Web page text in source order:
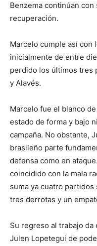
Benzema continúan
recuperación.
Marcelo cumple así con
inicialmente de entre
perdido los últimos tres
y Alavés.
Marcelo fue el blanco
estado de forma y bajo
campaña. No obstante,
brasileño parte
defensa como en
coincidido con la mala
suma ya cuatro
tres derrotas y un
Su regreso al trabajo
Julen Lopetegui de